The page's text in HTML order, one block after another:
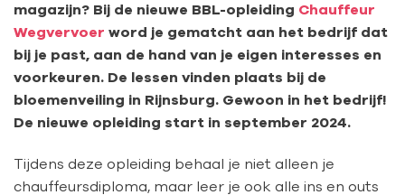
magazijn? Bij de nieuwe BBL-opleiding Chauffeur
Wegvervoer word je gematcht aan het bedrijf dat
bij je past, aan de hand van je eigen interesses en
voorkeuren. De lessen vinden plaats bij de
bloemenveiling in Rijnsburg. Gewoon in het bedrijf!
De nieuwe opleiding start in september 2024.
Tijdens deze opleiding behaal je niet alleen je
chauffeursdiploma, maar leer je ook alle ins en outs